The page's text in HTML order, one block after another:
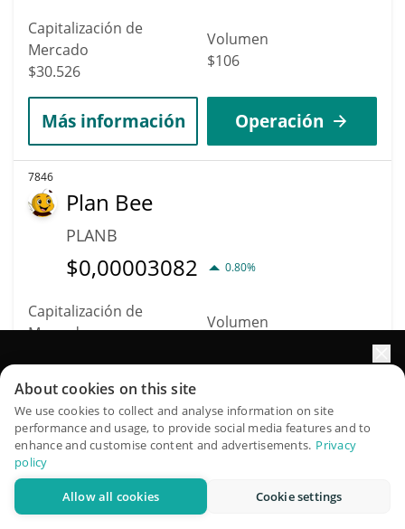
Capitalización de
Mercado
$30.526
Volumen
$106
Más información Operación
7846
Plan Bee
PLANB
$0,00003082 0.80%
Capitalización de
Mercado
Volumen
Más información Operación
7852
Patientory
PTOY
QuantPilot es una plataforma integral de estrategias donde
agentes autónomos crean, hacen backtesting y optimizan
sus estrategias y realizan investigación de mercado
Pruébelo gratis
About cookies on this site
We use cookies to collect and analyse information on site
performance and usage, to provide social media features and to
enhance and customise content and advertisements. Privacy
policy
Allow all cookies Cookie settings